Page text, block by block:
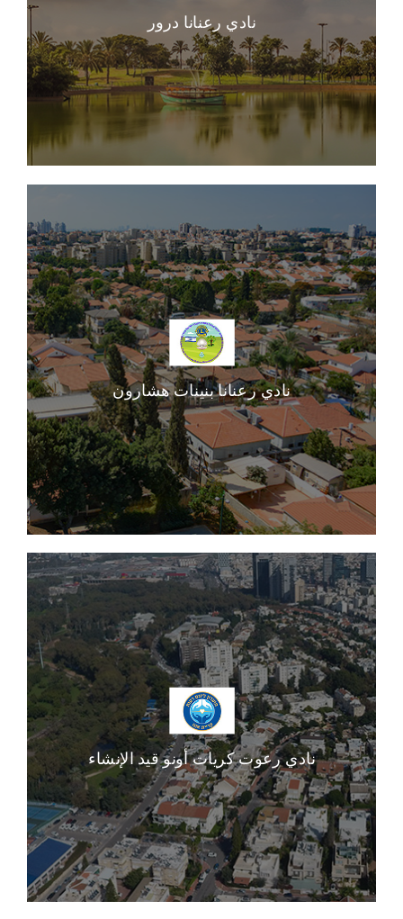
نادي رعنانا درور
نادي رعنانا بنينات هشارون
نادي رعوت كريات أونو قيد الإنشاء